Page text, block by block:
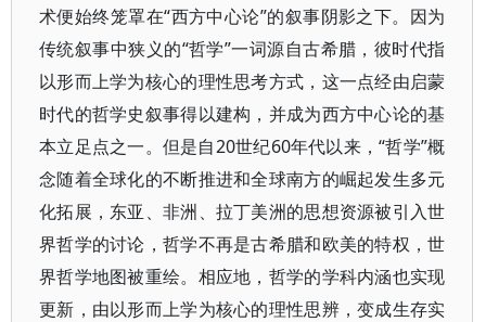
术便始终笼罩在“西方中心论”的叙事阴影之下。因为
传统叙事中狭义的“哲学”一词源自古希腊，彼时代指
以形而上学为核心的理性思考方式，这一点经由启蒙
时代的哲学史叙事得以建构，并成为西方中心论的基
本立足点之一。但是自20世纪60年代以来，“哲学”概
念随着全球化的不断推进和全球南方的崛起发生多元
化拓展，东亚、非洲、拉丁美洲的思想资源被引入世
界哲学的讨论，哲学不再是古希腊和欧美的特权，世
界哲学地图被重绘。相应地，哲学的学科内涵也实现
更新，由以形而上学为核心的理性思辨，变成生存实